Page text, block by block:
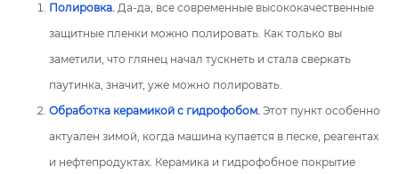
Полировка. Да-да, все современные высококачественные
защитные пленки можно полировать. Как только вы
заметили, что глянец начал тускнеть и стала сверкать
паутинка, значит, уже можно полировать.
Обработка керамикой с гидрофобом. Этот пункт особенно
актуален зимой, когда машина купается в песке, реагентах
и нефтепродуктах. Керамика и гидрофобное покрытие